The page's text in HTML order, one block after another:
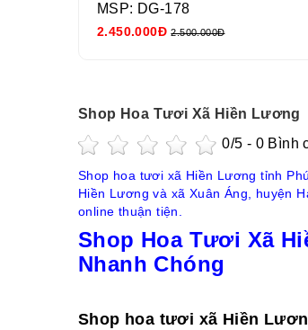
MSP: DG-178
2.450.000Đ 2.500.000Đ
Shop Hoa Tươi Xã Hiền Lương
0/5 - 0 Bình
Shop hoa tươi xã Hiền Lương tỉnh
Hiền Lương và xã Xuân Áng, huyện
online thuận tiện.
Shop Hoa Tươi Xã
Nhanh Chóng
Shop hoa tươi xã Hiền